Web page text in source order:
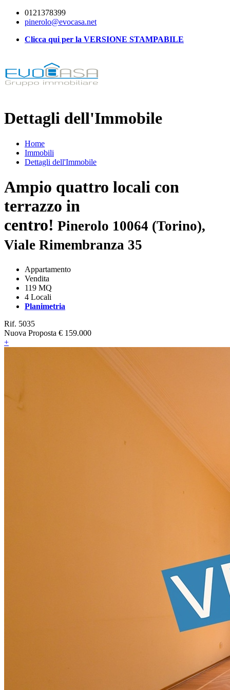
0121378399
pinerolo@evocasa.net
Clicca qui per la VERSIONE STAMPABILE
Dettagli dell'Immobile
Home
Immobili
Dettagli dell'Immobile
Ampio quattro locali con
terrazzo in
centro! Pinerolo 10064 (Torino),
Viale Rimembranza 35
Appartamento
Vendita
119 MQ
4 Locali
Planimetria
Rif. 5035
Nuova Proposta € 159.000
+